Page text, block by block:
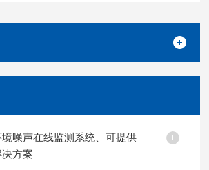
噪声在线监测系统、可提供
方案